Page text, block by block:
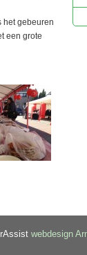
het gebeuren
een grote
webdesign